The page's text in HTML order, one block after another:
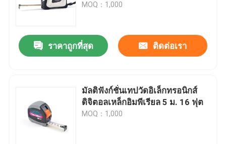
เกี่ยวกับเรา
MOQ：1,000
ราคาถูกที่สุด ติดต่อเรา
มัลติฟังก์ชั่นเทปวัดอิเล็กทรอนิกส์
ดิจิตอลเหล็กอิมพีเรียล 5 ม. 16 ฟุต
MOQ：1,000